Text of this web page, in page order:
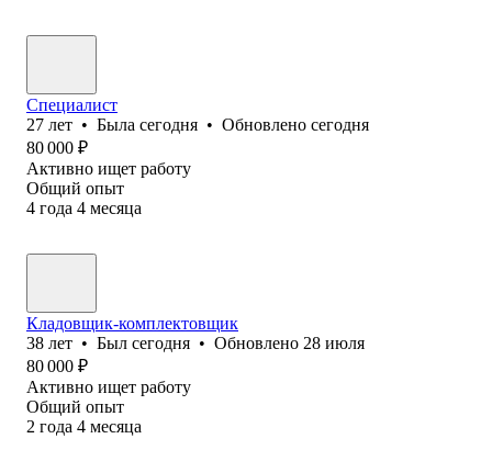
Специалист
27 лет • Была сегодня • Обновлено сегодня
80 000 ₽
Активно ищет работу
Общий опыт
4 года 4 месяца
Кладовщик-комплектовщик
38 лет • Был сегодня • Обновлено 28 июля
80 000 ₽
Активно ищет работу
Общий опыт
2 года 4 месяца